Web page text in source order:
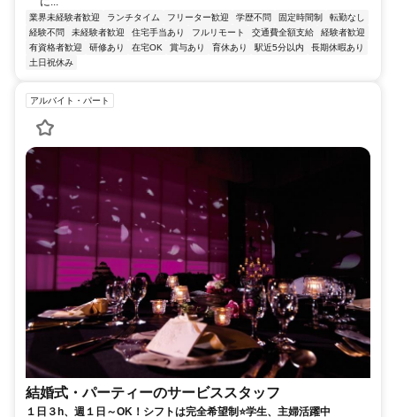
業界未経験者歓迎 ランチタイム フリーター歓迎 学歴不問 固定時間制
転勤なし
経験不問
未経験者歓迎 住宅手当あり フルリモート 交通費全額支給
経験者歓迎
有資格者歓迎
研修あり 在宅OK 賞与あり 育休あり 駅近5分以内
長期休暇あり
土日祝休み
アルバイト・パート
結婚式・パーティーのサービススタッフ
１日３h、週１日～OK！シフトは完全希望制⭐学生、主婦活躍中